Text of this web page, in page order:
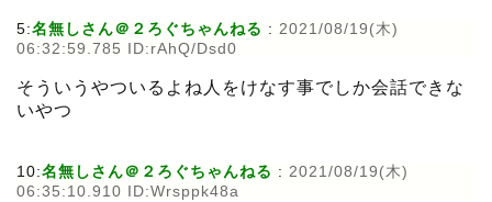
5:名無しさん＠２ろぐちゃんねる : 2021/08/19(木)
06:32:59.785 ID:rAhQ/Dsd0
そういうやついるよね人をけなす事でしか会話できな
いやつ
10:名無しさん＠２ろぐちゃんねる : 2021/08/19(木)
06:35:10.910 ID:Wrsppk48a